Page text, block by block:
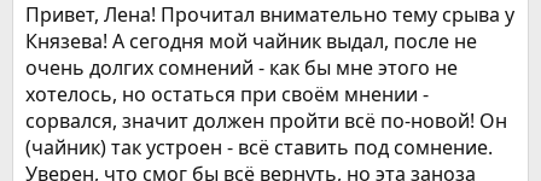
Привет, Лена! Прочитал внимательно тему срыва у
Князева! А сегодня мой чайник выдал, после не
очень долгих сомнений - как бы мне этого не
хотелось, но остаться при своём мнении -
сорвался, значит должен пройти всё по-новой! Он
(чайник) так устроен - всё ставить под сомнение.
Уверен, что смог бы всё вернуть, но эта заноза